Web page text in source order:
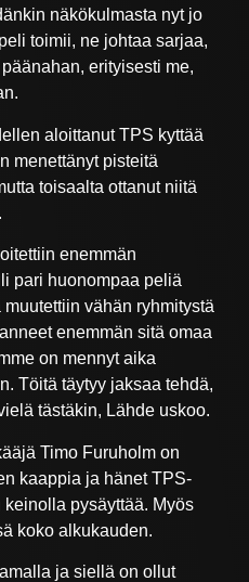
näkökulmasta nyt jo
toimii, ne johtaa sarjaa,
erityisesti me,
aloittanut TPS kyttää
menettänyt pisteitä
toisaalta ottanut niitä
enemmän
pari huonompaa peliä
vähän ryhmitystä
enemmän sitä omaa
on mennyt aika
Töitä täytyy jaksaa tehdä,
tästäkin, Lähde uskoo.
Timo Furuholm on
kaappia ja hänet TPS-
pysäyttää. Myös
koko alkukauden.
ja siellä on ollut